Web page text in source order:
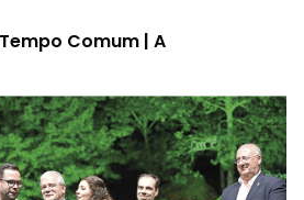
Comum | A